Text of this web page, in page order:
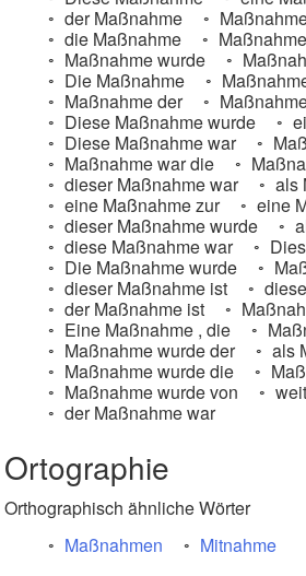
der Maßnahme
die Maßnahme
Maßnahme wurde
Die Maßnahme
Maßnahme der
Diese Maßnahme wurde
Diese Maßnahme war
Maßnahme war die
dieser Maßnahme war
als
eine Maßnahme zur
eine
dieser Maßnahme wurde
diese Maßnahme war
Die Maßnahme wurde
dieser Maßnahme ist
der Maßnahme ist
Eine Maßnahme , die
Maßnahme wurde der
als
Maßnahme wurde die
Maßnahme wurde von
der Maßnahme war
Ortographie
Orthographisch ähnliche Wörter
Maßnahmen
Mitnahme